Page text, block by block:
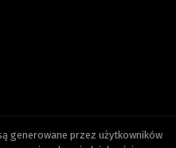
generowane przez użytkowników